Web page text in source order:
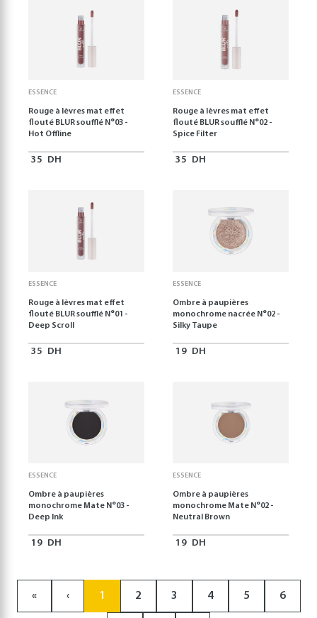
ESSENCE
Rouge à lèvres mat effet
flouté BLUR soufflé N°03 -
Hot Offline
35 DH
ESSENCE
Rouge à lèvres mat effet
flouté BLUR soufflé N°02 -
Spice Filter
35 DH
ESSENCE
Rouge à lèvres mat effet
flouté BLUR soufflé N°01 -
Deep Scroll
35 DH
ESSENCE
Ombre à paupières
monochrome nacrée N°02 -
Silky Taupe
19 DH
ESSENCE
Ombre à paupières
monochrome Mate N°03 -
Deep Ink
19 DH
ESSENCE
Ombre à paupières
monochrome Mate N°02 -
Neutral Brown
19 DH
« ‹ 1 2 3 4 5 6